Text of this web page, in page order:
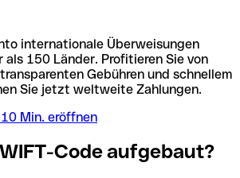
internationale Überweisungen
als 150 Länder. Profitieren Sie von
Gebühren und schnellem
Sie jetzt weltweite Zahlungen.
Min. eröffnen
Code aufgebaut?